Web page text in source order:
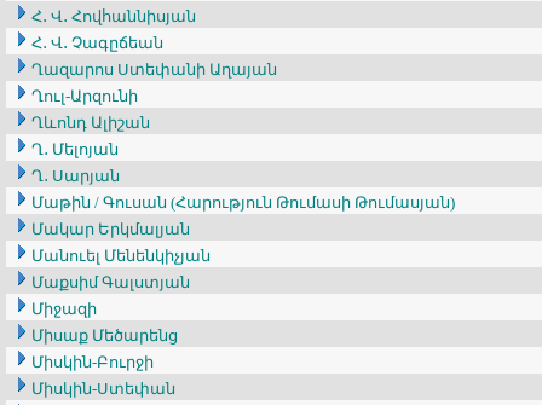
Հ․ Վ․ Հովհաննիսյան
Հ․ Վ․ Չագըճեան
Ղազարոս Ստեփանի Աղայան
Ղուլ-Արզունի
Ղևոնդ Ալիշան
Ղ․ Մելոյան
Ղ․ Սարյան
Մաթին / Գուսան (Հարություն Թումասի Թումասյան)
Մակար Երկմալյան
Մանուել Մենենկիչյան
Մաքսիմ Գալստյան
Միջազի
Միսաք Մեծարենց
Միսկին-Բուրջի
Միսկին-Ստեփան